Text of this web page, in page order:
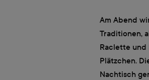
Am Abend
Traditionen,
Raclette und
Plätzchen.
Nachtisch